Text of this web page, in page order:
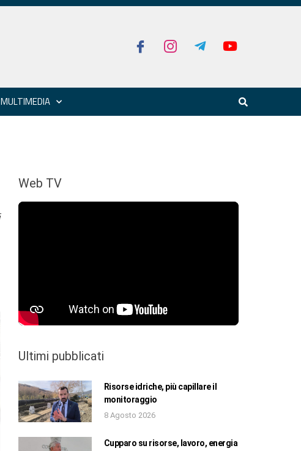
MULTIMEDIA
Web TV
Ultimi pubblicati
Risorse idriche, più capillare il
monitoraggio
8 Agosto 2026
Cupparo su risorse, lavoro, energia